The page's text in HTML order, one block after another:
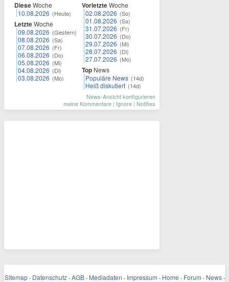
DieseWoche
10.08.2026 (Heute)
LetzteWoche
09.08.2026 (Gestern)
08.08.2026 (Sa)
07.08.2026 (Fr)
06.08.2026 (Do)
05.08.2026 (Mi)
04.08.2026 (Di)
03.08.2026 (Mo)
VorletzteWoche
02.08.2026 (So)
01.08.2026 (Sa)
31.07.2026 (Fr)
30.07.2026 (Do)
29.07.2026 (Mi)
28.07.2026 (Di)
27.07.2026 (Mo)
Top News
Populäre News (14d)
Heiß diskutiert (14d)
News-Ansicht konfigurieren
meine Kommentare | Ignore | Notifies
Sitemap · Datenschutz · AGB · Mediadaten · Impressum · Home · Forum · News ·